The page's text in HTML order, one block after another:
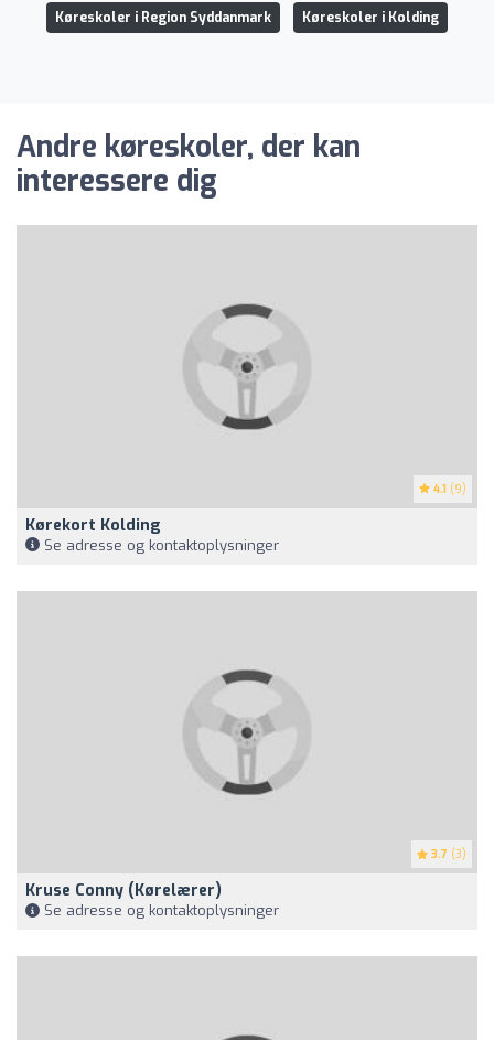
Køreskoler i Region Syddanmark Køreskoler i Kolding
Andre køreskoler, der kan
interessere dig
4.1 (9)
Kørekort Kolding
Se adresse og kontaktoplysninger
3.7 (3)
Kruse Conny (Kørelærer)
Se adresse og kontaktoplysninger